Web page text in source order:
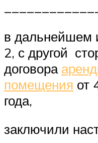
в дальнейшем
2, с другой
договора
помещения от
года,
заключили